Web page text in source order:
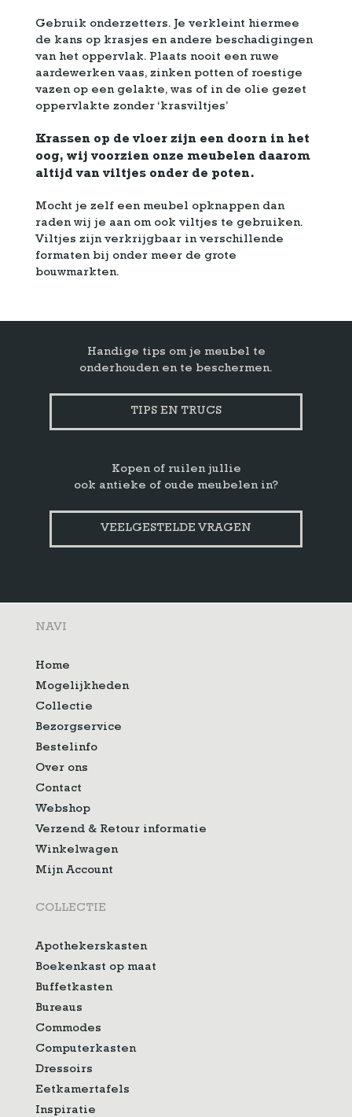
Gebruik onderzetters. Je verkleint hiermee
de kans op krasjes en andere beschadigingen
van het oppervlak. Plaats nooit een ruwe
aardewerken vaas, zinken potten of roestige
vazen op een gelakte, was of in de olie gezet
oppervlakte zonder ‘krasviltjes’
Krassen op de vloer zijn een doorn in het
oog, wij voorzien onze meubelen daarom
altijd van viltjes onder de poten.
Mocht je zelf een meubel opknappen dan
raden wij je aan om ook viltjes te gebruiken.
Viltjes zijn verkrijgbaar in verschillende
formaten bij onder meer de grote
bouwmarkten.
Handige tips om je meubel te
onderhouden en te beschermen.
TIPS EN TRUCS
Kopen of ruilen jullie
ook antieke of oude meubelen in?
VEELGESTELDE VRAGEN
NAVI
Home
Mogelijkheden
Collectie
Bezorgservice
Bestelinfo
Over ons
Contact
Webshop
Verzend & Retour informatie
Winkelwagen
Mijn Account
COLLECTIE
Apothekerskasten
Boekenkast op maat
Buffetkasten
Bureaus
Commodes
Computerkasten
Dressoirs
Eetkamertafels
Inspiratie